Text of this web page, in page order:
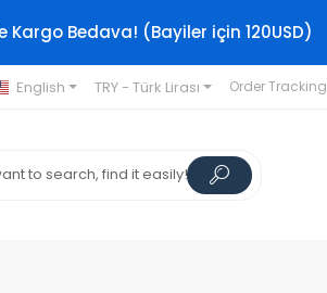
Kargo Bedava! (Bayiler için 120USD)
English TRY - Türk Lirası Order Tracking